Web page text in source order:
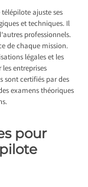
ajuste ses
et techniques. Il
professionnels.
de chaque mission.
légales et les
entreprises
sont certifiés par des
examens théoriques
pour